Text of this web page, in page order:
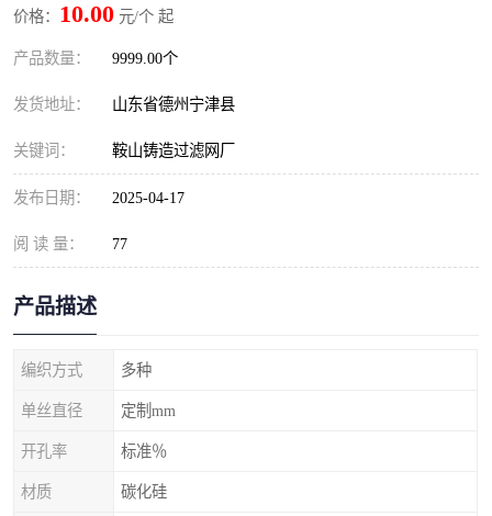
价格： 10.00 元/个 起
产品数量： 9999.00个
发货地址： 山东省德州宁津县
关键词： 鞍山铸造过滤网厂
发布日期： 2025-04-17
阅 读 量： 77
产品描述
编织方式 多种
单丝直径 定制mm
开孔率 标准％
材质 碳化硅